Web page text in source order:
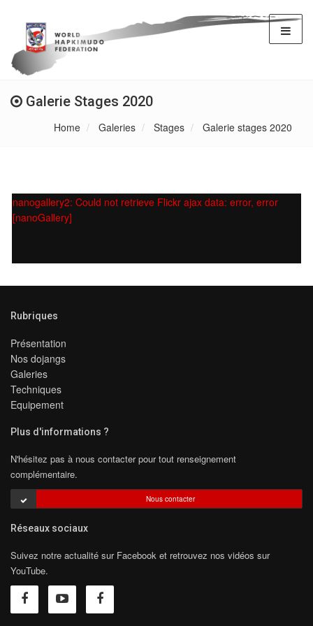
Galerie Stages 2020
Home Galeries Stages Galerie stages 2020
nanogallery2: Could not retrieve Flickr ajax data: error, error
[nanoGallery]
Rubriques
Présentation
Nos dojangs
Galeries
Techniques
Equipement
Plus d'informations ?
N'hésitez pas à nous contacter pour tout renseignement
complémentaire.
Nous contacter
Réseaux sociaux
Suivez notre actualité sur Facebook et retrouvez nos vidéos sur
YouTube.